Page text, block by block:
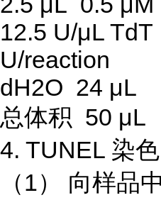
12.5 U/μL
U/reaction
dH2O 24 μL
总体积 50 μL
4. TUNEL 染色
（1） 向样品